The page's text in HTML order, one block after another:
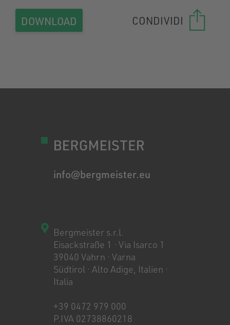
CONDIVIDI
DOWNLOAD
info@bergmeister.eu
Bergmeister s.r.l.
Eisackstraße 1 · Via Isarco 1
39040 Vahrn · Varna
Südtirol · Alto Adige, Italien ·
Italia
+39 0472 979 000
P.IVA 02738860218